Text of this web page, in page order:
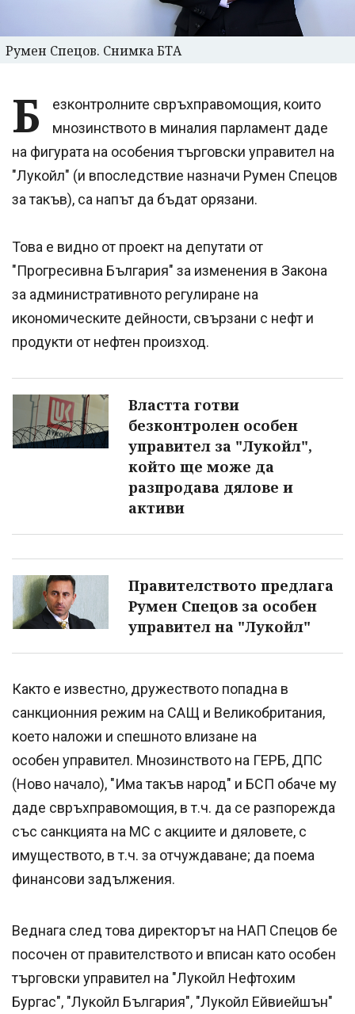
Румен Спецов. Снимка БТА
Б
езконтролните свръхправомощия, които
мнозинството в миналия парламент даде
на фигурата на особения търговски управител на
"Лукойл" (и впоследствие назначи Румен Спецов
за такъв), са напът да бъдат орязани.
Това е видно от проект на депутати от
"Прогресивна България" за изменения в Закона
за административното регулиране на
икономическите дейности, свързани с нефт и
продукти от нефтен произход.
Властта готви
безконтролен особен
управител за "Лукойл",
който ще може да
разпродава дялове и
активи
Правителството предлага
Румен Спецов за особен
управител на "Лукойл"
Както е известно, дружеството попадна в
санкционния режим на САЩ и Великобритания,
което наложи и спешното влизане на
особен управител. Мнозинството на ГЕРБ, ДПС
(Ново начало), "Има такъв народ" и БСП обаче му
даде свръхправомощия, в т.ч. да се разпорежда
със санкцията на МС с акциите и дяловете, с
имуществото, в т.ч. за отчуждаване; да поема
финансови задължения.
Веднага след това директорът на НАП Спецов бе
посочен от правителството и вписан като особен
търговски управител на "Лукойл Нефтохим
Бургас", "Лукойл България", "Лукойл Ейвиейшън"